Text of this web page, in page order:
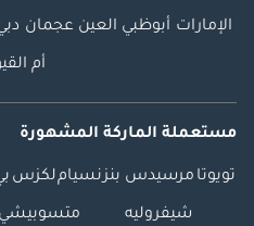
الإمارات أبوظبي العين عجمان
أم
مستعملة الماركة المشهورة
تويوتا مرسيدس بنزنسياملكزس
شيفروليه متسوبيشي